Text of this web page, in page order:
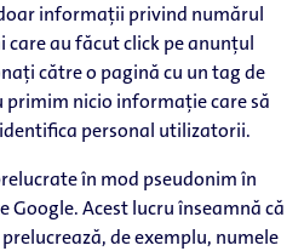
informații privind numărul
au făcut click pe anunțul
către o pagină cu un tag de
primim nicio informație care să
personal utilizatorii.
în mod pseudonim în
Acest lucru înseamnă că
de exemplu, numele